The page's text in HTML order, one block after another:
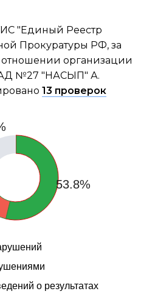
"Единый Реестр
Прокуратуры РФ, за
отношении организации
№27 "НАСЫП" А.
13 проверок
53.8%
о результатах